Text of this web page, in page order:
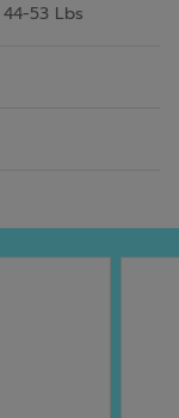
53 Lbs